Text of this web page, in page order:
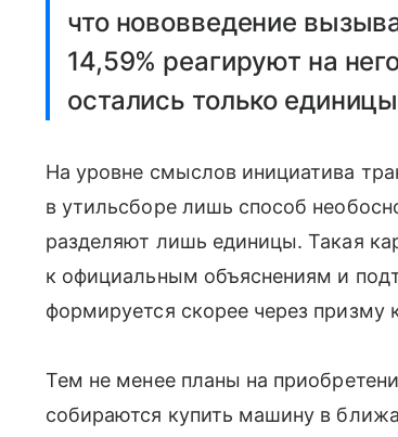
что нововведение
14,59% реагируют на
остались только
На уровне смыслов инициатива
в утильсборе лишь способ
разделяют лишь единицы. Такая
к официальным объяснениям и
формируется скорее через призму
Тем не менее планы на
собираются купить машину в